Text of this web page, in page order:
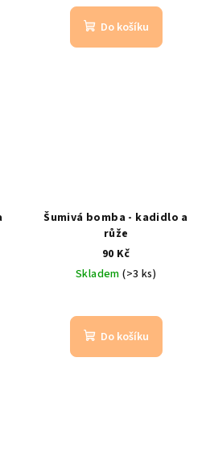
Do košíku
Šumivá bomba - kadidlo a
růže
90 Kč
Skladem(>3 ks)
Do košíku